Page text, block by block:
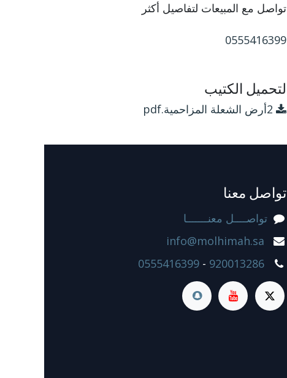
تواصل مع المبيعات لتفاصيل أكثر
0555416399
لتحميل الكتيب
تواصل معنا
تواصــــل معنـــــــا
info@molhimah.sa
920013286
-
0555416399